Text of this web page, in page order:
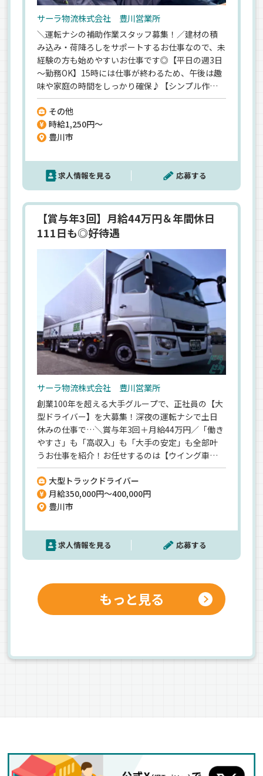
サーラ物流株式会社 豊川営業所
＼運転ナシの補助作業スタッフ募集！／建材の積
み込み・荷降ろしをサポートするお仕事なので、未
経験の方も始めやすいお仕事です◎【平日の週3日
～勤務OK】15時には仕事が終わるため、午後は趣
味や家庭の時間をしっかり確保♪【シンプル作業
で覚えやすい】扱うのは建材だけなので、覚えるこ
とも少なく、一度流れを覚えればスムーズに取り
組めます！【先輩とペア作業】分からないことは
すぐ確認できるので、焦らず自分のペースで仕事に
その他
時給1,250円～
豊川市
求人情報を見る 応募する
【賞与年3回】月給44万円＆年間休日
111日も◎好待遇
サーラ物流株式会社 豊川営業所
創業100年を超える大手グループで、正社員の【大
型ドライバー】を大募集！深夜の運転ナシで土日
休みの仕事で…＼賞与年3回＋月給44万円／「働き
やすさ」も「高収入」も「大手の安定」も全部叶
うお仕事を紹介！お任せするのは【ウイング車の
大型ドライバー】としての関東エリアへの輸送
♪《1ヵ所積み込み、1カ所降し》目的地で追加の
地場配送などはナシ！目的地を往復するだけのシ
ンプル業務◎【豊川市、豊橋市、蒲郡市、岡崎
ナタに】
大型トラックドライバー
月給350,000円～400,000円
豊川市
求人情報を見る 応募する
もっと見る